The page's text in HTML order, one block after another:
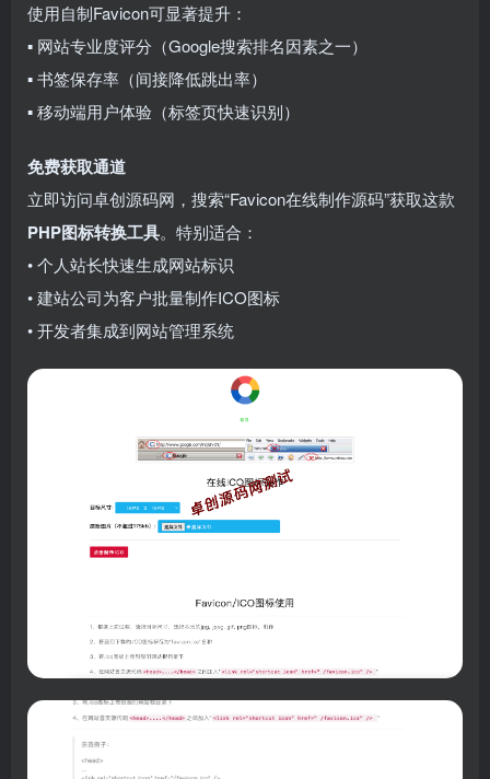
使用自制Favicon可显著提升：
▪️ 网站专业度评分（Google搜索排名因素之一）
▪️ 书签保存率（间接降低跳出率）
▪️ 移动端用户体验（标签页快速识别）
免费获取通道
立即访问卓创源码网，搜索“Favicon在线制作源码”获取这款
PHP图标转换工具。特别适合：
• 个人站长快速生成网站标识
• 建站公司为客户批量制作ICO图标
• 开发者集成到网站管理系统